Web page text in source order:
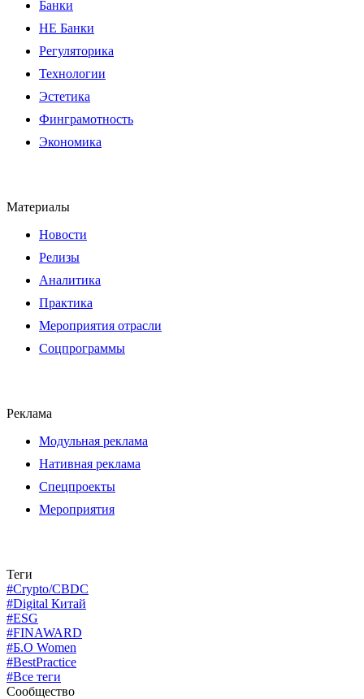
Банки
НЕ Банки
Регуляторика
Технологии
Эстетика
Финграмотность
Экономика
Материалы
Новости
Релизы
Аналитика
Практика
Мероприятия отрасли
Соцпрограммы
Реклама
Модульная реклама
Нативная реклама
Спецпроекты
Мероприятия
Теги
#Crypto/CBDC
#Digital Китай
#ESG
#FINAWARD
#Б.О Women
#BestPractice
#Все теги
Сообщество